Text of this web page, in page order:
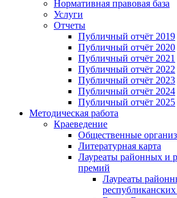
Нормативная правовая база
Услуги
Отчеты
Публичный отчёт 2019
Публичный отчёт 2020
Публичный отчёт 2021
Публичный отчёт 2022
Публичный отчёт 2023
Публичный отчёт 2024
Публичный отчёт 2025
Методическая работа
Краеведение
Общественные
Литературная карта
Лауреаты районных и
премий
Лауреаты